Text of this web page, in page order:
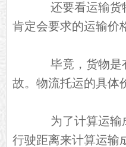
还要看运输货物
肯定会要求的运输价
毕竟，货物是有
故。物流托运的具体
为了计算运输成
行驶距离来计算运输